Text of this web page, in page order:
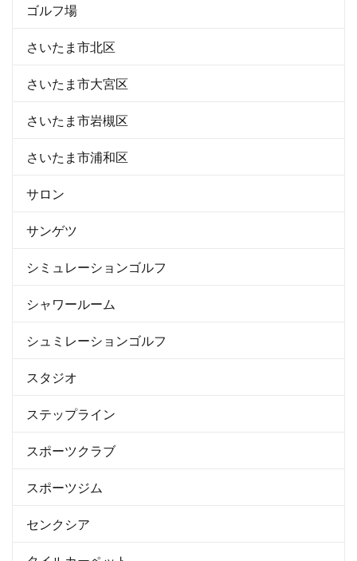
ゴルフ場
さいたま市北区
さいたま市大宮区
さいたま市岩槻区
さいたま市浦和区
サロン
サンゲツ
シミュレーションゴルフ
シャワールーム
シュミレーションゴルフ
スタジオ
ステップライン
スポーツクラブ
スポーツジム
センクシア